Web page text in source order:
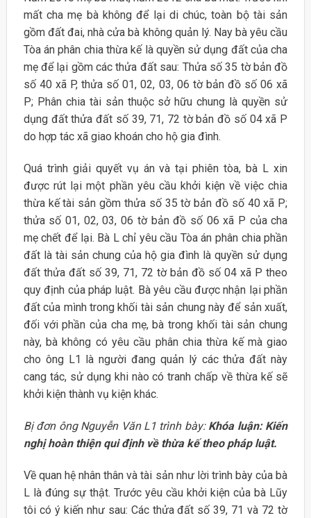
mất cha mẹ bà không để lại di chúc, toàn bộ tài sản
gồm đất đai, nhà cửa bà không quản lý. Nay bà yêu cầu
Tòa án phân chia thừa kế là quyền sử dụng đất của cha
mẹ để lại gồm các thửa đất sau: Thửa số 35 tờ bản đồ
số 40 xã P, thửa số 01, 02, 03, 06 tờ bản đồ số 06 xã
P; Phân chia tài sản thuộc sở hữu chung là quyền sử
dụng đất thửa đất số 39, 71, 72 tờ bản đồ số 04 xã P
do hợp tác xã giao khoán cho hộ gia đình.
Quá trình giải quyết vụ án và tại phiên tòa, bà L xin
được rút lại một phần yêu cầu khởi kiện về việc chia
thừa kế tài sản gồm thửa số 35 tờ bản đồ số 40 xã P;
thửa số 01, 02, 03, 06 tờ bản đồ số 06 xã P của cha
mẹ chết để lại. Bà L chỉ yêu cầu Tòa án phân chia phần
đất là tài sản chung của hộ gia đình là quyền sử dụng
đất thửa đất số 39, 71, 72 tờ bản đồ số 04 xã P theo
quy định của pháp luật. Bà yêu cầu được nhận lại phần
đất của mình trong khối tài sản chung này để sản xuất,
đối với phần của cha mẹ, bà trong khối tài sản chung
này, bà không có yêu cầu phân chia thừa kế mà giao
cho ông L1 là người đang quản lý các thửa đất này
cang tác, sử dụng khi nào có tranh chấp về thừa kế sẽ
khởi kiện thành vụ kiện khác.
Bị đơn ông Nguyễn Văn L1 trình bày: Khóa luận: Kiến
nghị hoàn thiện qui định về thừa kế theo pháp luật.
Về quan hệ nhân thân và tài sản như lời trình bày của bà
L là đúng sự thật. Trước yêu cầu khởi kiện của bà Lũy
tôi có ý kiến như sau: Các thửa đất số 39, 71 và 72 tờ